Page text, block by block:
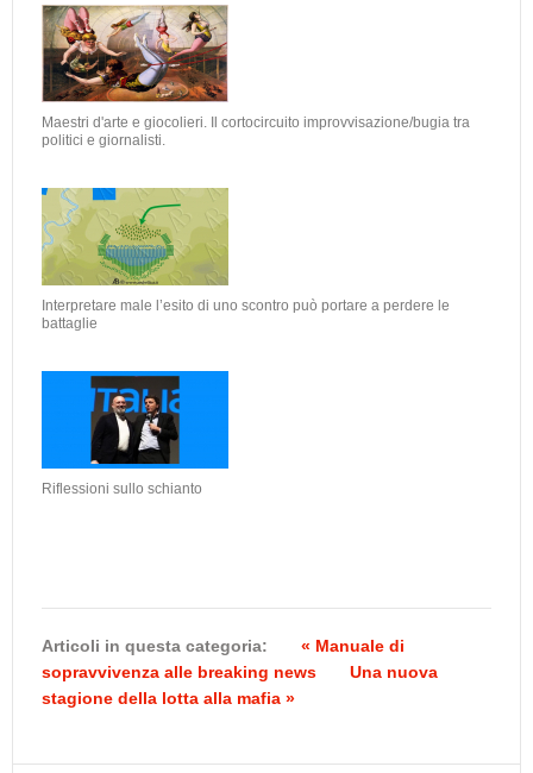
Maestri d'arte e giocolieri. Il cortocircuito improvvisazione/bugia tra
politici e giornalisti.
Interpretare male l’esito di uno scontro può portare a perdere le
battaglie
Riflessioni sullo schianto
Articoli in questa categoria:
« Manuale di
sopravvivenza alle breaking news
Una nuova
stagione della lotta alla mafia »